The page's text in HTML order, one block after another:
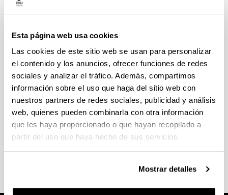
Esta página web usa cookies
Las cookies de este sitio web se usan para personalizar
el contenido y los anuncios, ofrecer funciones de redes
sociales y analizar el tráfico. Además, compartimos
información sobre el uso que haga del sitio web con
nuestros partners de redes sociales, publicidad y análisis
web, quienes pueden combinarla con otra información
que les haya proporcionado o que hayan recopilado a
partir del uso que haya hecho de sus servicios.
Mostrar detalles
Son jornadas dirigidas al personal orientador de
Participación en el grupo de trabajo y en los
Encuentros de los Servicios de Información y
Orientación universitarios (SIOU).
Colaboración con diferentes entidades
públicas y privadasen la difusión y
dinamización de actividades dirigidas al
estudiantado.